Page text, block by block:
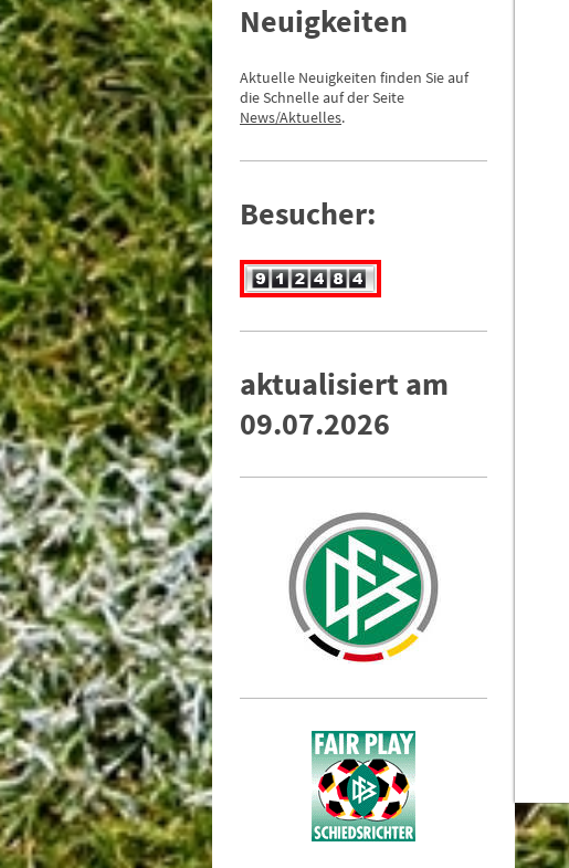
Neuigkeiten
Aktuelle Neuigkeiten finden Sie auf
die Schnelle auf der Seite
News/Aktuelles.
Besucher:
aktualisiert am
09.07.2026